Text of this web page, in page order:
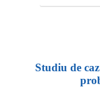
Studiu de